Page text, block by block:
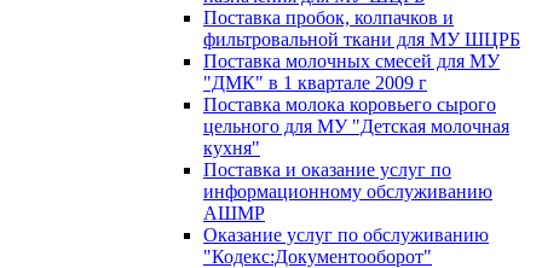
Поставка пробок, колпачков и
фильтровальной ткани для МУ ШЦРБ
Поставка молочных смесей для МУ
"ДМК" в 1 квартале 2009 г
Поставка молока коровьего сырого
цельного для МУ "Детская молочная
кухня"
Поставка и оказание услуг по
информационному обслуживанию
АШМР
Оказание услуг по обслуживанию
"Кодекс:Документооборот"